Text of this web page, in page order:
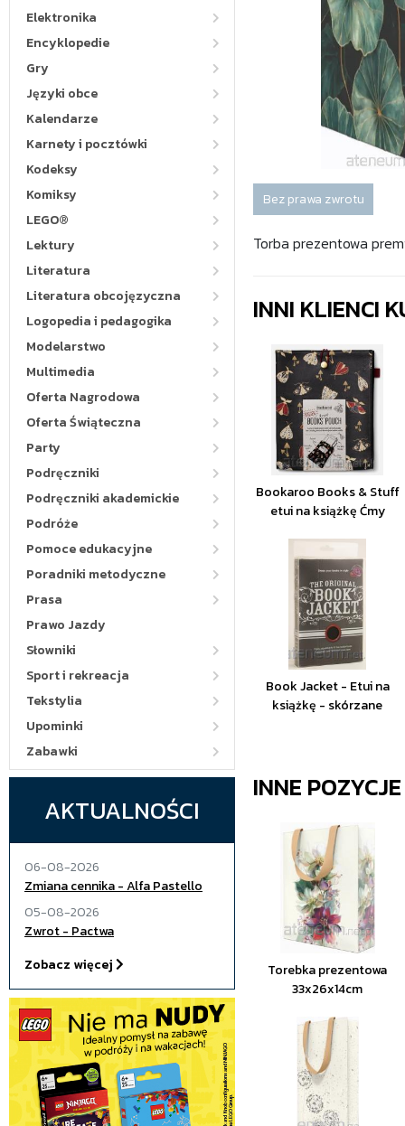
Elektronika
Encyklopedie
Gry
Języki obce
Kalendarze
Karnety i pocztówki
Kodeksy
Komiksy
LEGO®
Lektury
Literatura
Literatura obcojęzyczna
Logopedia i pedagogika
Modelarstwo
Multimedia
Oferta Nagrodowa
Oferta Świąteczna
Party
Podręczniki
Podręczniki akademickie
Podróże
Pomoce edukacyjne
Poradniki metodyczne
Prasa
Prawo Jazdy
Słowniki
Sport i rekreacja
Tekstylia
Upominki
Zabawki
AKTUALNOŚCI
06-08-2026
Zmiana cennika - Alfa Pastello
05-08-2026
Zwrot - Pactwa
Zobacz więcej
Bez prawa zwrotu
Torba prezentowa
INNI KLIENCI
Bookaroo Books & Stuff
etui na książkę Ćmy
Book Jacket - Etui na
książkę - skórzane
INNE
Torebka prezentowa
33x26x14cm